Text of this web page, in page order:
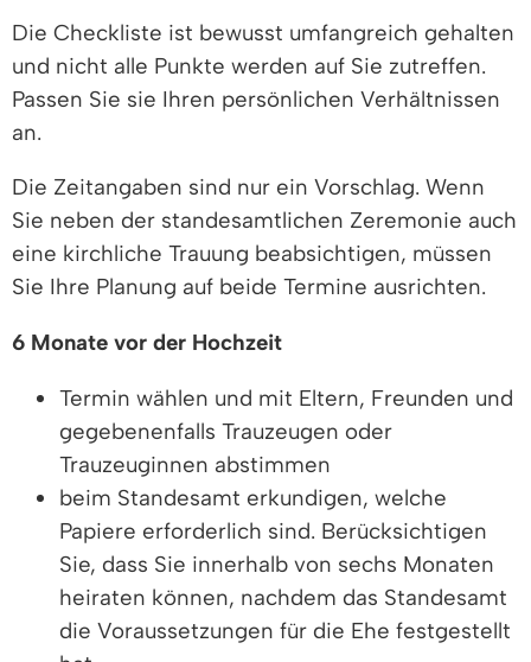
Die Checkliste ist bewusst umfangreich gehalten
und nicht alle Punkte werden auf Sie zutreffen.
Passen Sie sie Ihren persönlichen Verhältnissen
an.
Die Zeitangaben sind nur ein Vorschlag. Wenn
Sie neben der standesamtlichen Zeremonie auch
eine kirchliche Trauung beabsichtigen, müssen
Sie Ihre Planung auf beide Termine ausrichten.
6 Monate vor der Hochzeit
Termin wählen und mit Eltern, Freunden und
gegebenenfalls Trauzeugen oder
Trauzeuginnen abstimmen
beim Standesamt erkundigen, welche
Papiere erforderlich sind. Berücksichtigen
Sie, dass Sie innerhalb von sechs Monaten
heiraten können, nachdem das Standesamt
die Voraussetzungen für die Ehe festgestellt